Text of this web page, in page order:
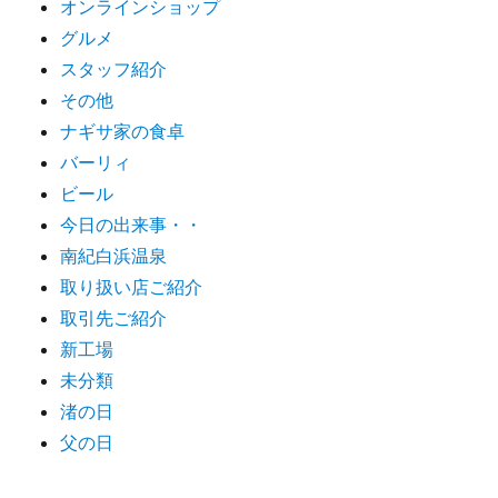
オンラインショップ
グルメ
スタッフ紹介
その他
ナギサ家の食卓
バーリィ
ビール
今日の出来事・・
南紀白浜温泉
取り扱い店ご紹介
取引先ご紹介
新工場
未分類
渚の日
父の日